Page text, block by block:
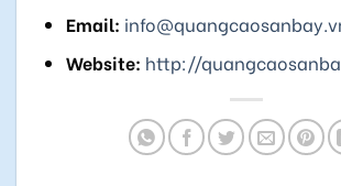
Email:
Website: http://